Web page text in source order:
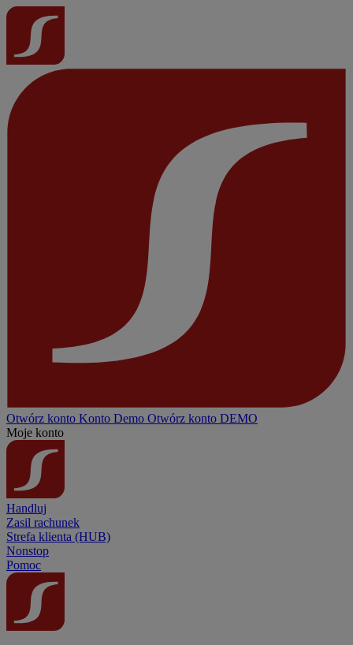
Otwórz konto Konto Demo Otwórz konto DEMO
Moje konto
Handluj
Zasil rachunek
Strefa klienta (HUB)
Nonstop
Pomoc